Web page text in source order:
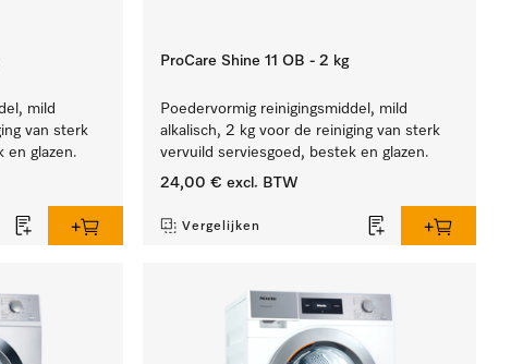
mild
van sterk
en glazen.
ProCare Shine 11 OB - 2 kg
Poedervormig reinigingsmiddel, mild
alkalisch, 2 kg voor de reiniging van sterk
vervuild serviesgoed, bestek en glazen.
24,00 € excl. BTW
Vergelijken